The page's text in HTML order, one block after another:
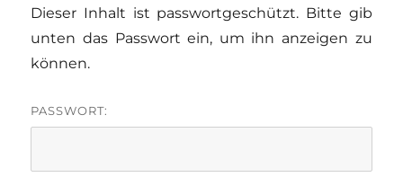
Dieser Inhalt ist passwortgeschützt. Bitte gib
unten das Passwort ein, um ihn anzeigen zu
können.
PASSWORT: